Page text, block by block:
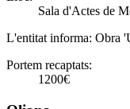
Sala d'Actes de
L'entitat informa: Obra
Portem recaptats:
1200€